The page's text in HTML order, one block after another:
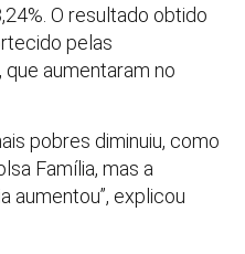
O resultado obtido
pelas
aumentaram no
pobres diminuiu, como
Família, mas a
aumentou”, explicou